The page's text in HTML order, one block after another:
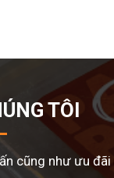
TÔI
cũng như ưu